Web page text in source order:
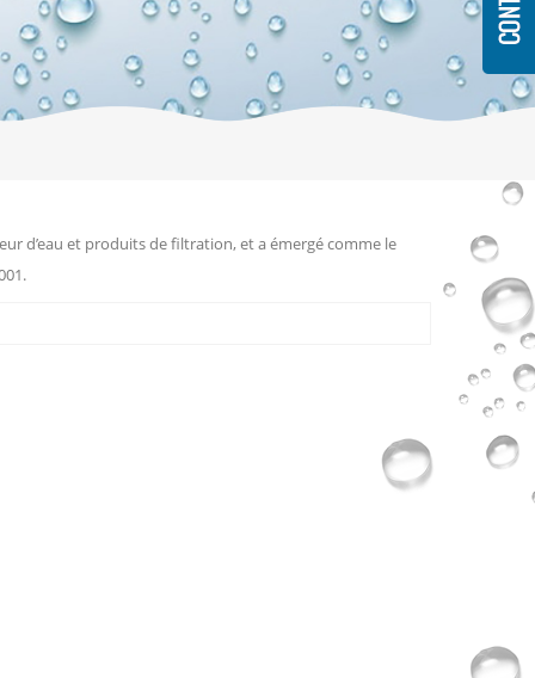
d’eau et produits de filtration, et a émergé comme le